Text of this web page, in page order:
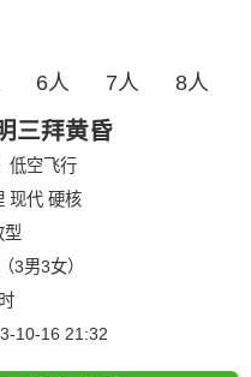
6人 7人 8人
三拜黄昏
低空飞行
现代 硬核
型
3男3女）
10-16 21:32